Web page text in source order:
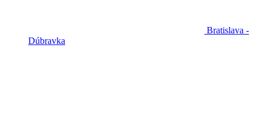
Bratislava -
Dúbravka